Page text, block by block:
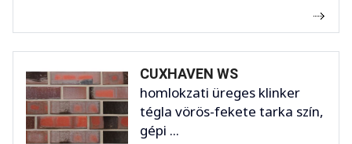
CUXHAVEN WS
homlokzati üreges klinker
tégla vörös-fekete tarka szín,
gépi ...